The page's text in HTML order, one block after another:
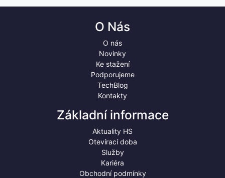
O Nás
O nás
Novinky
Ke stažení
Podporujeme
TechBlog
Kontakty
Základní informace
Aktuality HS
Otevírací doba
Služby
Kariéra
Obchodní podmínky